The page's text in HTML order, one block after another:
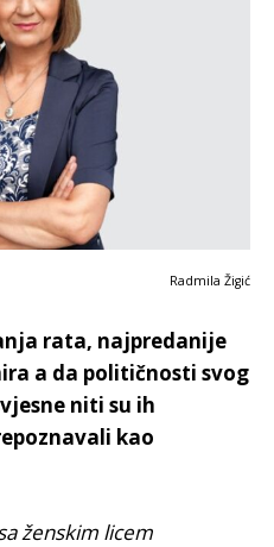
Radmila Žigić
rata, najpredanije
a da političnosti svog
niti su ih
kao
ženskim licem